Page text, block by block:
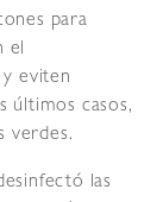
para
el
eviten
últimos casos,
verdes.
las